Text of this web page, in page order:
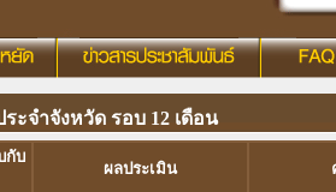
จำจังหวัด รอบ 12 เดือน
กับ
ผลประเมิน